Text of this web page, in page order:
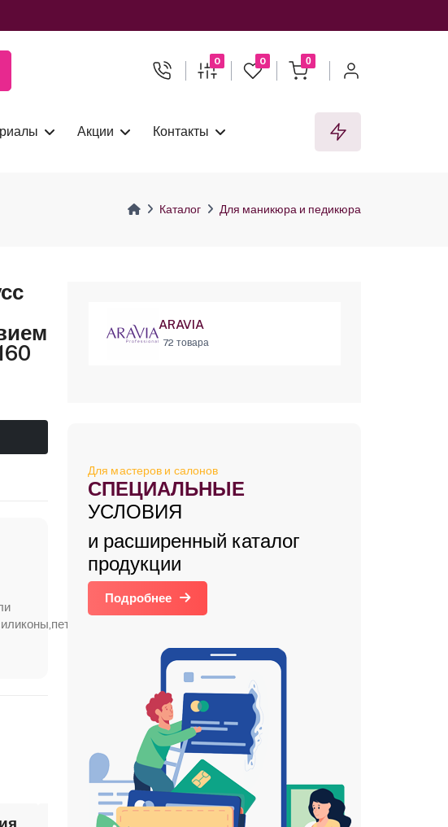
0 0 0
Акции Контакты
Каталог Для маникюра и педикюра
Отзывы
ARAVIA
72 товара
Для мастеров и салонов
СПЕЦИАЛЬНЫЕ
УСЛОВИЯ
и расширенный каталог
продукции
Подробнее